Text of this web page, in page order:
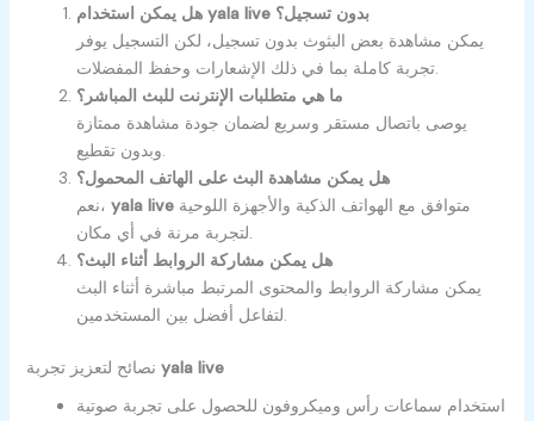
هل يمكن استخدام yala live بدون تسجيل؟
يمكن مشاهدة بعض البثوث بدون تسجيل، لكن التسجيل يوفر
تجربة كاملة بما في ذلك الإشعارات وحفظ المفضلات.
ما هي متطلبات الإنترنت للبث المباشر؟
يوصى باتصال مستقر وسريع لضمان جودة مشاهدة ممتازة
هل يمكن مشاهدة البث على الهاتف المحمول؟
نعم، yala liveمتوافق مع الهواتف الذكية والأجهزة اللوحية
هل يمكن مشاركة الروابط أثناء البث؟
يمكن مشاركة الروابط والمحتوى المرتبط مباشرة أثناء البث
yala live
استخدام سماعات رأس وميكروفون للحصول على تجربة صوتية